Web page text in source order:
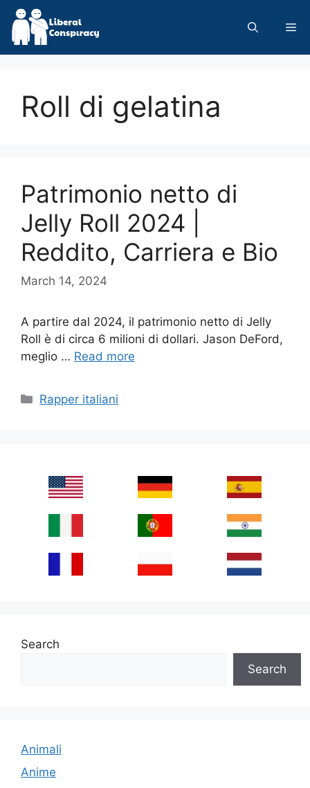
Skip
content
Roll di gelatina
Patrimonio netto di
Jelly Roll 2024 |
Reddito, Carriera e Bio
March 14, 2024
A partire dal 2024, il patrimonio netto di Jelly
Roll è di circa 6 milioni di dollari. Jason DeFord,
meglio … Read more
Categories
Rapper italiani
Search
Search
Animali
Anime